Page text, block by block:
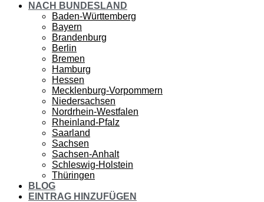
NACH BUNDESLAND
Baden-Württemberg
Bayern
Brandenburg
Berlin
Bremen
Hamburg
Hessen
Mecklenburg-Vorpommern
Niedersachsen
Nordrhein-Westfalen
Rheinland-Pfalz
Saarland
Sachsen
Sachsen-Anhalt
Schleswig-Holstein
Thüringen
BLOG
EINTRAG HINZUFÜGEN